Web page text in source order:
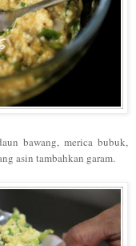
bawang, merica bubuk,
asin tambahkan garam.